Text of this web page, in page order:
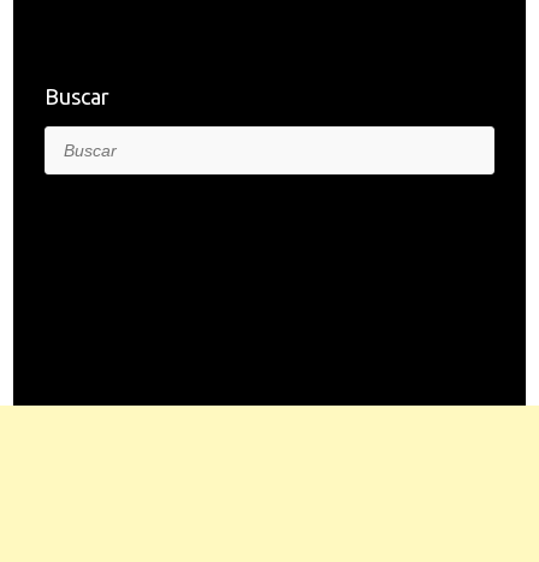
Buscar
Buscar